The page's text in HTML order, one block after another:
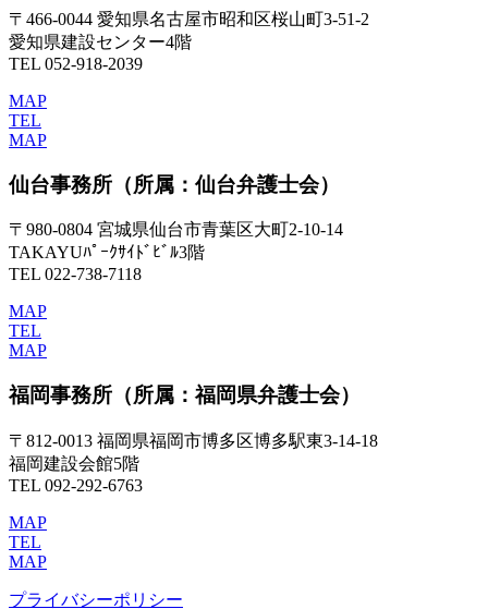
〒466-0044 愛知県名古屋市昭和区桜山町3-51-2
愛知県建設センター4階
TEL 052-918-2039
MAP
TEL
MAP
仙台事務所 （所属：仙台弁護士会）
〒980-0804 宮城県仙台市青葉区大町2-10-14
TAKAYUﾊﾟｰｸｻｲﾄﾞﾋﾞﾙ3階
TEL 022-738-7118
MAP
TEL
MAP
福岡事務所 （所属：福岡県弁護士会）
〒812-0013 福岡県福岡市博多区博多駅東3-14-18
福岡建設会館5階
TEL 092-292-6763
MAP
TEL
MAP
プライバシーポリシー